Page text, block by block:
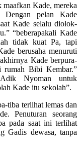
maafkan Kade, mereka
Dengan pelan Kade
Kade selalu diolok-
“beberapakali Kade
tidak kuat Pa, tapi
berusaha menuruti
Kade berpura-
rumah Bibi Kembar.”
Nyoman untuk
Kade itu sekolah”.
tiba terlihat lemas dan
Penuturan seorang
pada saat ini terlihat
Gadis dewasa, tanpa